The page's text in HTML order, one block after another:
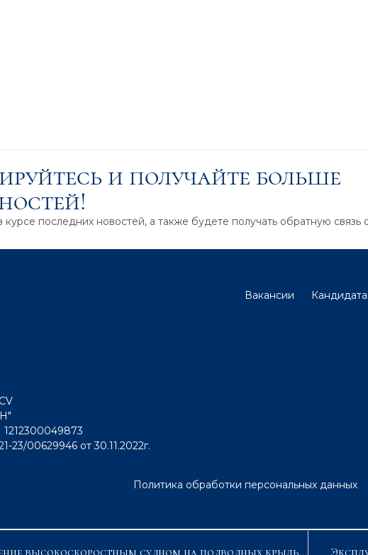
Маневрирование и управление высокоскоростным судном на подводных крыльях (Таблицы A-II/1,A-II/2 , B-V/A МК ПДНВ с поправками)
и получайте больше
последних новостей, а также будете получать обратную связь
Вакансии
00629946 от 30.11.2022г.
Политика обработки персональных данных